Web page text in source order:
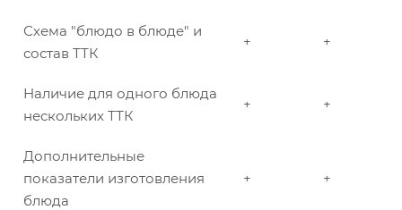
Схема "блюдо в блюде" и
состав ТТК
+ +
Наличие для одного блюда
нескольких ТТК
+ +
Дополнительные
показатели изготовления
блюда
+ +